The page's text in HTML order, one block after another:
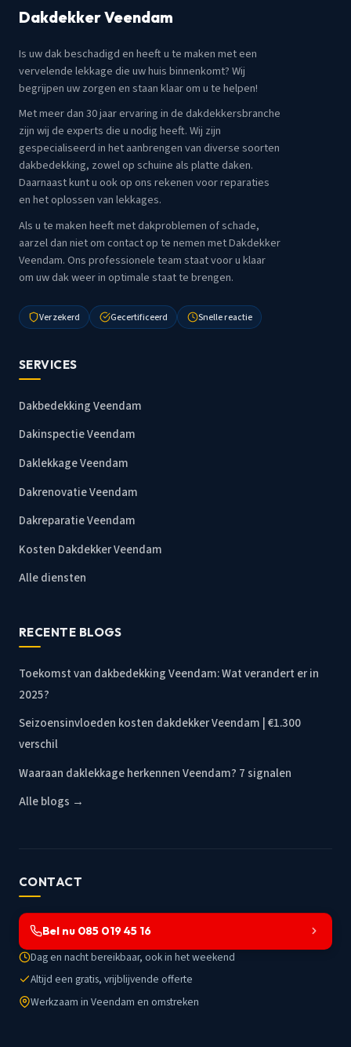
Dakdekker Veendam
Is uw dak beschadigd en heeft u te maken met een
vervelende lekkage die uw huis binnenkomt? Wij
begrijpen uw zorgen en staan klaar om u te helpen!
Met meer dan 30 jaar ervaring in de dakdekkersbranche
zijn wij de experts die u nodig heeft. Wij zijn
gespecialiseerd in het aanbrengen van diverse soorten
dakbedekking, zowel op schuine als platte daken.
Daarnaast kunt u ook op ons rekenen voor reparaties
en het oplossen van lekkages.
Als u te maken heeft met dakproblemen of schade,
aarzel dan niet om contact op te nemen met Dakdekker
Veendam. Ons professionele team staat voor u klaar
om uw dak weer in optimale staat te brengen.
Verzekerd Gecertificeerd Snelle reactie
SERVICES
Dakbedekking Veendam
Dakinspectie Veendam
Daklekkage Veendam
Dakrenovatie Veendam
Dakreparatie Veendam
Kosten Dakdekker Veendam
Alle diensten
RECENTE BLOGS
Toekomst van dakbedekking Veendam: Wat verandert er in
2025?
Seizoensinvloeden kosten dakdekker Veendam | €1.300
verschil
Waaraan daklekkage herkennen Veendam? 7 signalen
Alle blogs →
CONTACT
Bel nu 085 019 45 16
Dag en nacht bereikbaar, ook in het weekend
Altijd een gratis, vrijblijvende offerte
Werkzaam in Veendam en omstreken